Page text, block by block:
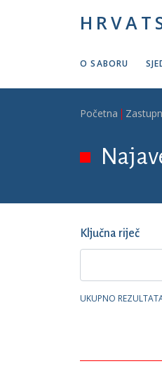
O SABORU
Početna
Ključna riječ
UKUPNO